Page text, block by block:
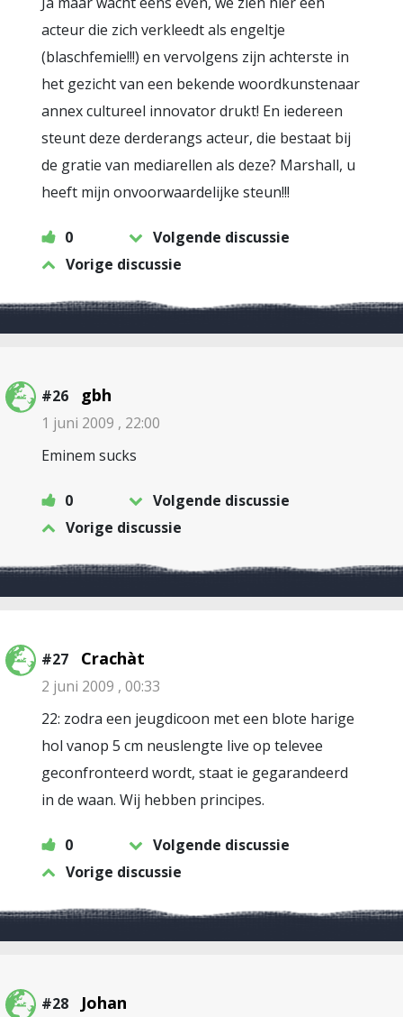
acteur die zich verkleedt als engeltje
(blaschfemie!!!) en vervolgens zijn achterste in
het gezicht van een bekende woordkunstenaar
annex cultureel innovator drukt! En iedereen
steunt deze derderangs acteur, die bestaat bij
de gratie van mediarellen als deze? Marshall, u
heeft mijn onvoorwaardelijke steun!!!
0
Volgende discussie
Vorige discussie
#26 gbh
1 juni 2009 , 22:00
Eminem sucks
0
Volgende discussie
Vorige discussie
#27 Crachàt
2 juni 2009 , 00:33
22: zodra een jeugdicoon met een blote harige
hol vanop 5 cm neuslengte live op televee
geconfronteerd wordt, staat ie gegarandeerd
in de waan. Wij hebben principes.
0
Volgende discussie
Vorige discussie
#28 Johan